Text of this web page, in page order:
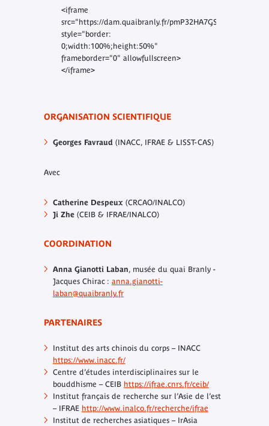
<iframe
src="https://dam.quaibranly.fr/pmP32HA7GS"
style="border:
0;width:100%;height:50%"
frameborder="0" allowfullscreen>
</iframe>
ORGANISATION SCIENTIFIQUE
Georges Favraud (INACC, IFRAE & LISST-CAS)
Avec
Catherine Despeux (CRCAO/INALCO)
Ji Zhe(CEIB & IFRAE/INALCO)
COORDINATION
Anna Gianotti Laban, musée du quai Branly -
Jacques Chirac : anna.gianotti-
laban@quaibranly.fr
PARTENAIRES
Institut des arts chinois du corps – INACC
https://www.inacc.fr/
Centre d’études interdisciplinaires sur le
bouddhisme – CEIB https://ifrae.cnrs.fr/ceib/
Institut français de recherche sur l’Asie de l’est
– IFRAE http://www.inalco.fr/recherche/ifrae
Institut de recherches asiatiques – IrAsia